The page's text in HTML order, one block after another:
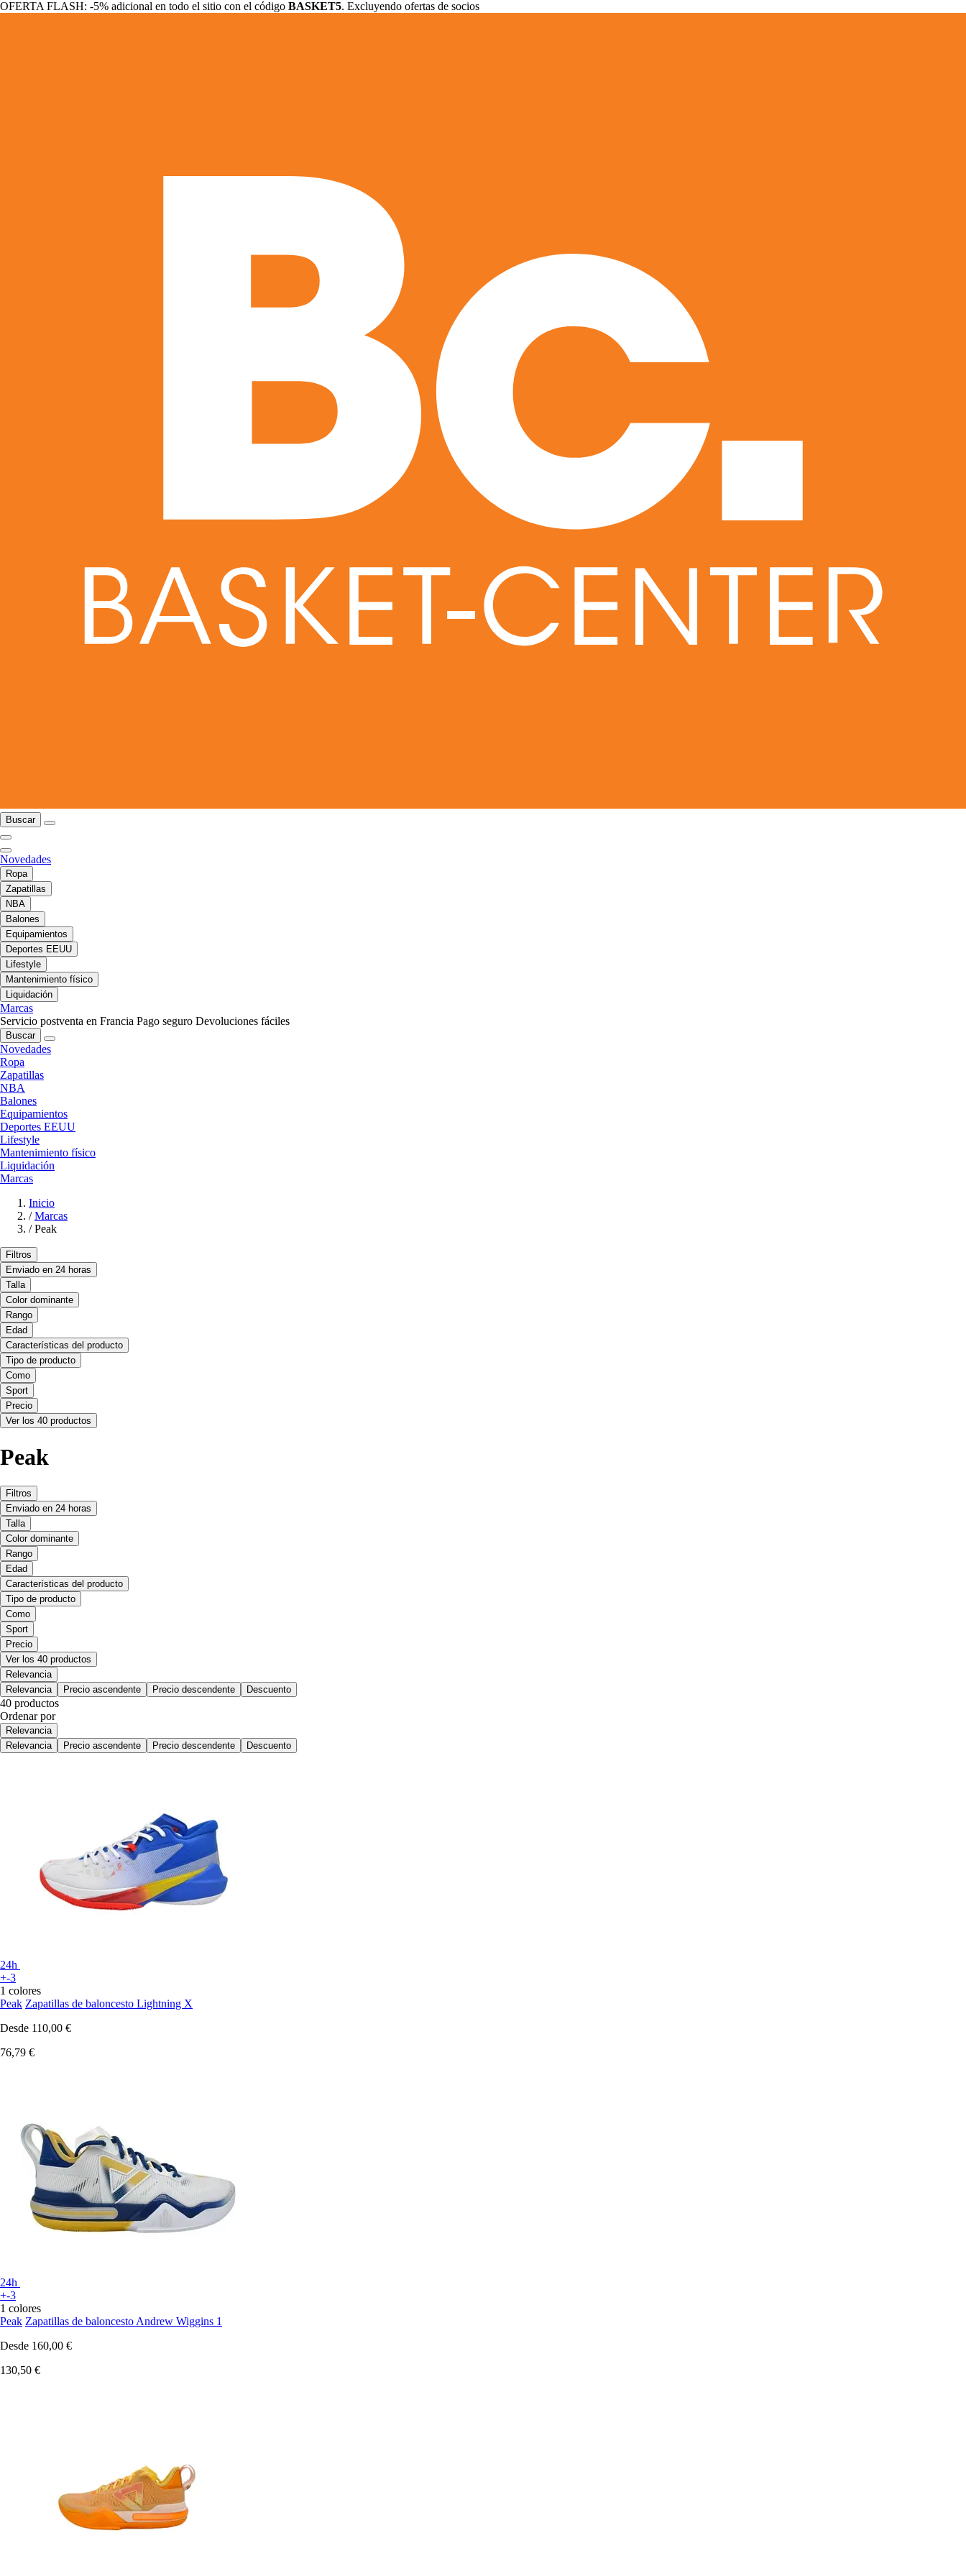
OFERTA FLASH: -5% adicional en todo el sitio con el código BASKET5. Excluyendo ofertas de socios
Buscar
Novedades
Ropa
Zapatillas
NBA
Balones
Equipamientos
Deportes EEUU
Lifestyle
Mantenimiento físico
Liquidación
Marcas
Servicio postventa en Francia Pago seguro Devoluciones fáciles
Buscar
Novedades
Ropa
Zapatillas
NBA
Balones
Equipamientos
Deportes EEUU
Lifestyle
Mantenimiento físico
Liquidación
Marcas
Inicio
/ Marcas
/ Peak
Filtros
Enviado en 24 horas
Talla
Color dominante
Rango
Edad
Características del producto
Tipo de producto
Como
Sport
Precio
Ver los 40 productos
Peak
Filtros
Enviado en 24 horas
Talla
Color dominante
Rango
Edad
Características del producto
Tipo de producto
Como
Sport
Precio
Ver los 40 productos
Relevancia
Relevancia
Precio ascendente Precio descendente Descuento
40 productos
Ordenar por
Relevancia
Relevancia
Precio ascendente Precio descendente Descuento
24h
+-3
1 colores
Peak Zapatillas de baloncesto Lightning X
Desde 110,00 €
76,79 €
24h
+-3
1 colores
Peak Zapatillas de baloncesto Andrew Wiggins 1
Desde 160,00 €
130,50 €